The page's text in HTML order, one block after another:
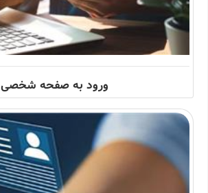
ورود به صفحه شخصی